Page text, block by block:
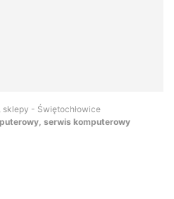
sklepy - Świętochłowice
serwis komputerowy